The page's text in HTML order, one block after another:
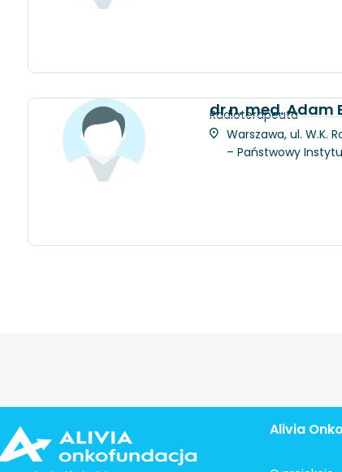
dr n. med. Adam
Radioterapeuta
Warszawa, ul. W.K.
– Państwowy
Alivia